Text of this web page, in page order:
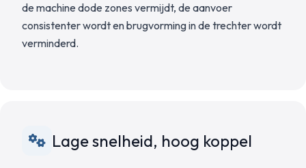
de machine dode zones vermijdt, de aanvoer
consistenter wordt en brugvorming in de trechter wordt
verminderd.
Lage snelheid, hoog koppel